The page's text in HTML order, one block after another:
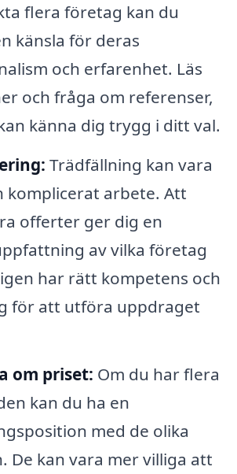
flera företag kan du
känsla för deras
och erfarenhet. Läs
och fråga om referenser,
känna dig trygg i ditt val.
Trädfällning kan vara
komplicerat arbete. Att
offerter ger dig en
av vilka företag
har rätt kompetens och
för att utföra uppdraget
om priset: Om du har flera
kan du ha en
med de olika
De kan vara mer villiga att